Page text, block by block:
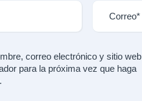
correo electrónico y sitio web
para la próxima vez que haga